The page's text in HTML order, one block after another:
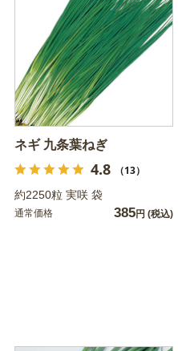
ネギ 九条葉ねぎ
4.8 （13）
約2250粒 実咲 袋
通常価格 385円 (税込)